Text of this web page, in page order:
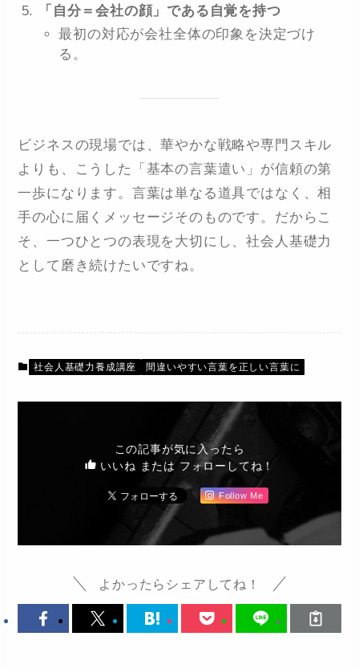
「自分＝会社の顔」である自覚を持つ
最初の対応が会社全体の印象を決定づけ
る。
ビジネスの現場では、華やかな戦略や専門スキル
よりも、こうした「基本の言葉遣い」が信頼の第
一歩になります。言葉は単なる道具ではなく、相
手の心に届くメッセージそのものです。だからこ
そ、一つひとつの表現を大切にし、社会人基礎力
として磨き続けたいですね。
社会人基礎力養成講座 間違いやすい言葉を正しい言葉に
この記事が気に入ったら
いいね または フォローしてね！
Follow Me
よかったらシェアしてね！